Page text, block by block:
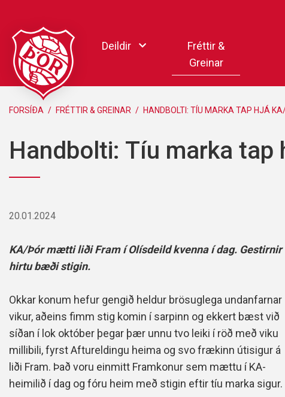
efni
Deildir
Handbolti
Knattspyrna
Pollamót Samskipa
Fréttir &
Greinar
FORSÍÐA / FRÉTTIR & GREINAR / HANDBOLTI: TÍU MARKA TAP HJÁ
Handbolti: Tíu marka tap
20.01.2024
KA/Þór mætti liði Fram í Olísdeild kvenna í dag. Gestirnir
hirtu bæði stigin.
Okkar konum hefur gengið heldur brösuglega undanfarnar
vikur, aðeins fimm stig komin í sarpinn og ekkert bæst við
síðan í lok október þegar þær unnu tvo leiki í röð með viku
millibili, fyrst Aftureldingu heima og svo frækinn útisigur á
liði Fram. Það voru einmitt Framkonur sem mættu í KA-
heimilið í dag og fóru heim með stigin eftir tíu marka sigur.